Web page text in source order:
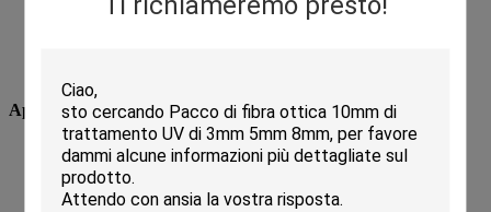
Applicazione
Grande video sistema della parete